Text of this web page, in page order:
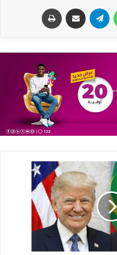
واتساب تيلقرام مشاركة عبر البريد